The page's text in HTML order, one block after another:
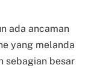
ada ancaman
yang melanda
sebagian besar